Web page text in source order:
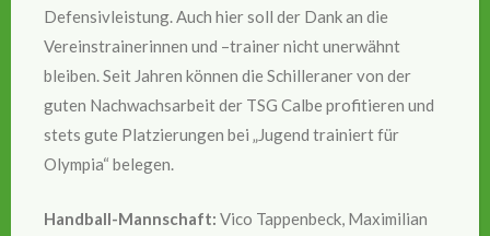
Defensivleistung. Auch hier soll der Dank an die
Vereinstrainerinnen und –trainer nicht unerwähnt
bleiben. Seit Jahren können die Schilleraner von der
guten Nachwachsarbeit der TSG Calbe profitieren und
stets gute Platzierungen bei „Jugend trainiert für
Olympia“ belegen.
Handball-Mannschaft: Vico Tappenbeck, Maximilian